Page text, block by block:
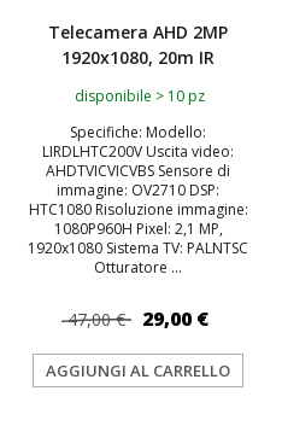
Telecamera AHD 2MP
1920x1080, 20m IR
disponibile > 10 pz
Specifiche: Modello:
LIRDLHTC200V Uscita video:
AHDTVICVICVBS Sensore di
immagine: OV2710 DSP:
HTC1080 Risoluzione immagine:
1080P960H Pixel: 2,1 MP,
1920x1080 Sistema TV: PALNTSC
Otturatore ...
47,00 € 29,00 €
AGGIUNGI AL CARRELLO